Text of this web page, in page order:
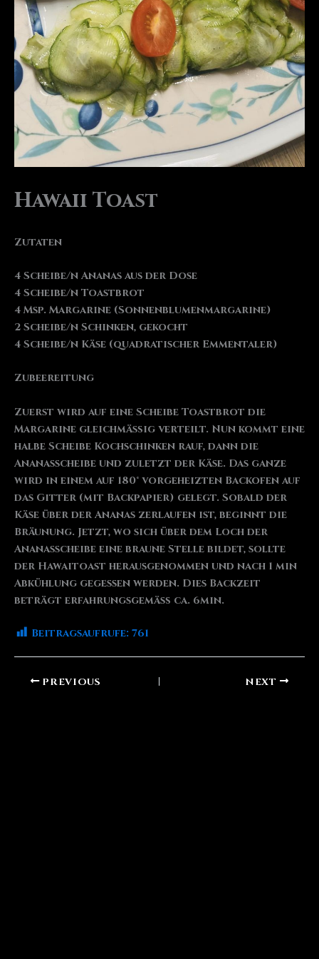
Hawaii Toast
Zutaten
4 Scheibe/n Ananas aus der Dose
4 Scheibe/n Toastbrot
4 Msp. Margarine (Sonnenblumenmargarine)
2 Scheibe/n Schinken, gekocht
4 Scheibe/n Käse (quadratischer Emmentaler)
Zubeereitung
Zuerst wird auf eine Scheibe Toastbrot die
Margarine gleichmäßig verteilt. Nun kommt eine
halbe Scheibe Kochschinken rauf, dann die
Ananasscheibe und zuletzt der Käse. Das ganze
wird in einem auf 180° vorgeheizten Backofen auf
das Gitter (mit Backpapier) gelegt. Sobald der
Käse über der Ananas zerlaufen ist, beginnt die
Bräunung. Jetzt, wo sich über dem Loch der
Ananasscheibe eine braune Stelle bildet, sollte
der Hawaitoast herausgenommen und nach 1 min
Abkühlung gegessen werden. Dies Backzeit
beträgt erfahrungsgemäß ca. 6min.
Beitragsaufrufe: 761
PREVIOUS NEXT